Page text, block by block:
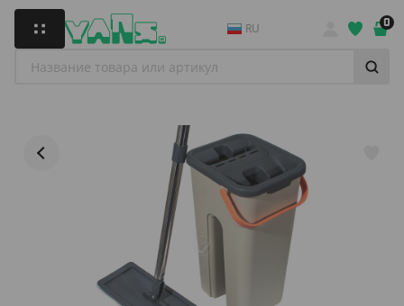
RU 0